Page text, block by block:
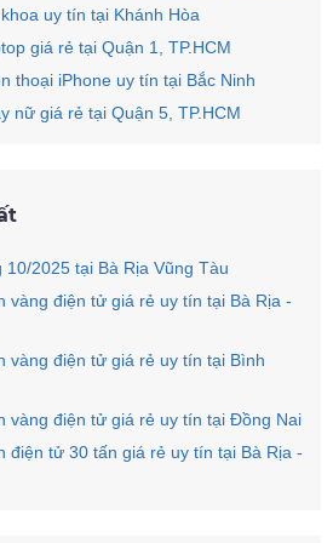
uy tín tại Khánh Hòa
giá rẻ tại Quận 1, TP.HCM
thoại iPhone uy tín tại Bắc Ninh
nữ giá rẻ tại Quận 5, TP.HCM
10/2025 tại Bà Rịa Vũng Tàu
vàng điện tử giá rẻ uy tín tại Bà Rịa -
vàng điện tử giá rẻ uy tín tại Bình
vàng điện tử giá rẻ uy tín tại Đồng Nai
điện tử 30 tấn giá rẻ uy tín tại Bà Rịa -